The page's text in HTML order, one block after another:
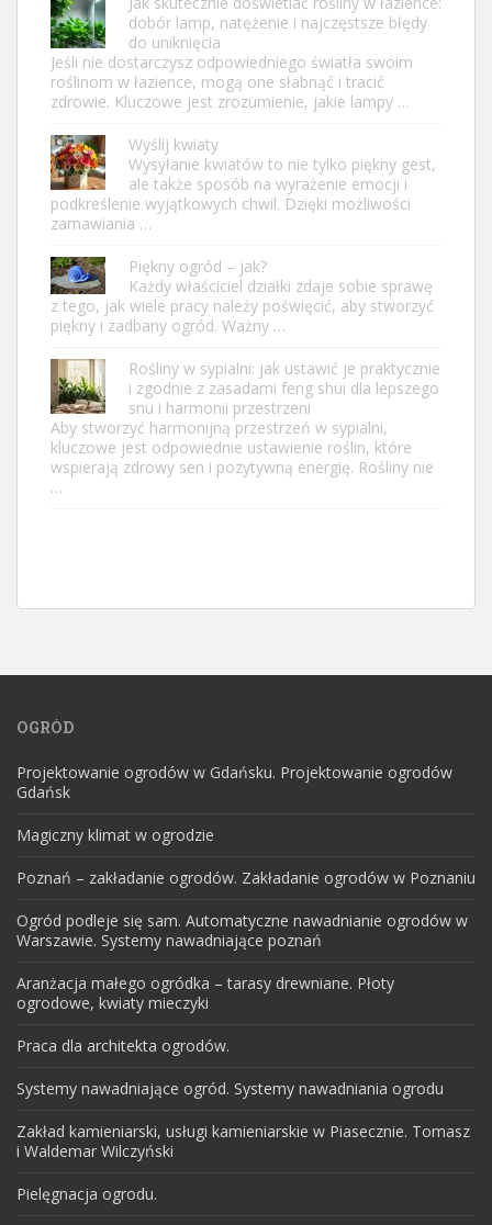
dobór lamp, natężenie i najczęstsze błędy
do uniknięcia
Jeśli nie dostarczysz odpowiedniego światła swoim
roślinom w łazience, mogą one słabnąć i tracić
zdrowie. Kluczowe jest zrozumienie, jakie lampy …
Wyślij kwiaty
Wysyłanie kwiatów to nie tylko piękny gest,
ale także sposób na wyrażenie emocji i
podkreślenie wyjątkowych chwil. Dzięki możliwości
zamawiania …
Piękny ogród – jak?
Każdy właściciel działki zdaje sobie sprawę
z tego, jak wiele pracy należy poświęcić, aby stworzyć
piękny i zadbany ogród. Ważny …
Rośliny w sypialni: jak ustawić je praktycznie
i zgodnie z zasadami feng shui dla lepszego
snu i harmonii przestrzeni
Aby stworzyć harmonijną przestrzeń w sypialni,
kluczowe jest odpowiednie ustawienie roślin, które
wspierają zdrowy sen i pozytywną energię. Rośliny nie
…
OGRÓD
Projektowanie ogrodów w Gdańsku. Projektowanie ogrodów
Gdańsk
Magiczny klimat w ogrodzie
Poznań – zakładanie ogrodów. Zakładanie ogrodów w Poznaniu
Ogród podleje się sam. Automatyczne nawadnianie ogrodów w
Warszawie. Systemy nawadniające poznań
Aranżacja małego ogródka – tarasy drewniane. Płoty
ogrodowe, kwiaty mieczyki
Praca dla architekta ogrodów.
Systemy nawadniające ogród. Systemy nawadniania ogrodu
Zakład kamieniarski, usługi kamieniarskie w Piasecznie. Tomasz
i Waldemar Wilczyński
Pielęgnacja ogrodu.